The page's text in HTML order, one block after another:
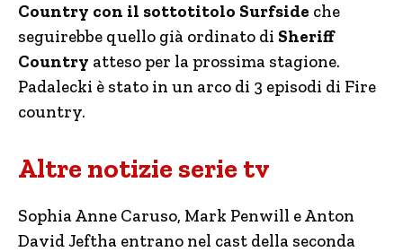
Country con il sottotitolo Surfside che
seguirebbe quello già ordinato di Sheriff
Country atteso per la prossima stagione.
Padalecki è stato in un arco di 3 episodi di Fire
country.
Altre notizie serie tv
Sophia Anne Caruso, Mark Penwill e Anton
David Jeftha entrano nel cast della seconda